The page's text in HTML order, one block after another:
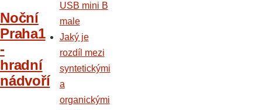
Noční
Praha1
-
hradní
nádvoří
USB mini B
male
Jaký je
rozdíl mezi
syntetickými
a
organickými